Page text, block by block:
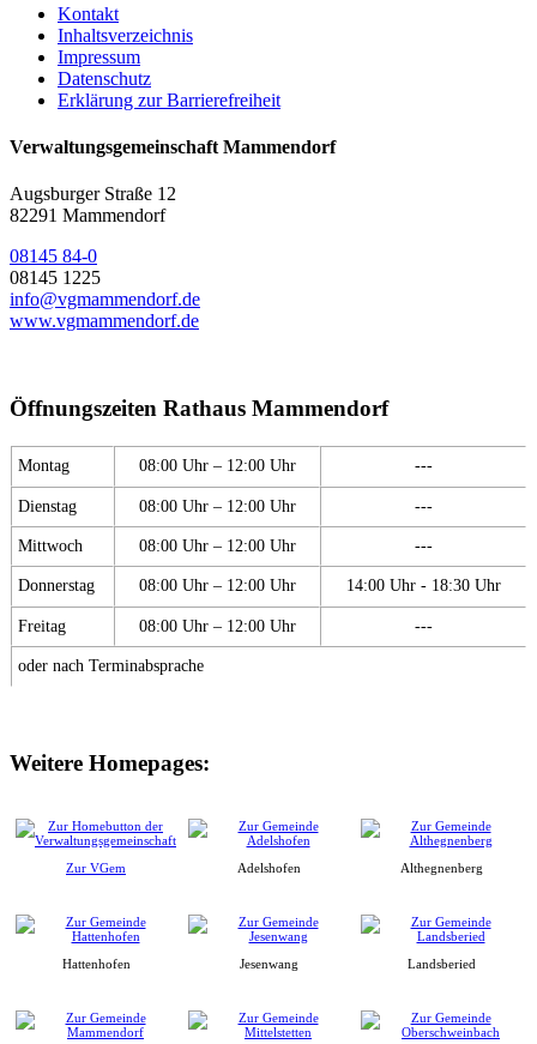
Kontakt
Inhaltsverzeichnis
Impressum
Datenschutz
Erklärung zur Barrierefreiheit
Verwaltungsgemeinschaft Mammendorf
Augsburger Straße 12
82291 Mammendorf
08145 84-0
08145 1225
info@vgmammendorf.de
www.vgmammendorf.de
Öffnungszeiten Rathaus Mammendorf
Montag 08:00 Uhr – 12:00 Uhr ---
Dienstag 08:00 Uhr – 12:00 Uhr ---
Mittwoch 08:00 Uhr – 12:00 Uhr ---
Donnerstag 08:00 Uhr – 12:00 Uhr 14:00 Uhr - 18:30 Uhr
Freitag 08:00 Uhr – 12:00 Uhr ---
oder nach Terminabsprache
Weitere Homepages:
Zur VGem Adelshofen Althegnenberg
Hattenhofen Jesenwang Landsberied